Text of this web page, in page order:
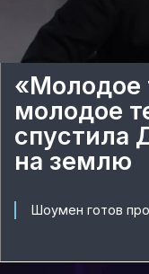
«Молодое
молодое
спустила
на землю
Шоумен готов